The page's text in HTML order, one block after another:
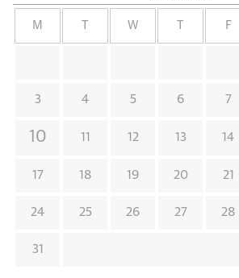
M W F
3 4 5 6 7
10 11 12 13 14
17 18 19 20 21
24 25 26 27 28
31